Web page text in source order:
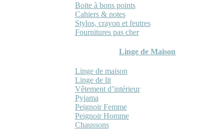
Boite à bons points
Cahiers & notes
Stylos, crayon et feutres
Fournitures pas cher
Linge de Maison
Linge de maison
Linge de lit
Vêtement d’intérieur
Pyjama
Peignoir Femme
Peignoir Homme
Chaussons